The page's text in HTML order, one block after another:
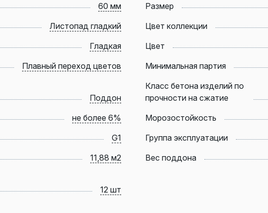
60 мм Размер
Листопад гладкий Цвет коллекции
Гладкая Цвет
Плавный переход цветов Минимальная партия
Поддон
Класс бетона изделий по
прочности на сжатие
не более 6% Морозостойкость
G1 Группа эксплуатации
11,88 м2 Вес поддона
12 шт